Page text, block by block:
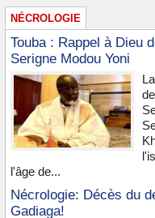
NÉCROLOGIE
Touba : Rappel à Dieu
Serigne Modou Yoni
l'âge de...
Nécrologie: Décès du
Gadiaga!